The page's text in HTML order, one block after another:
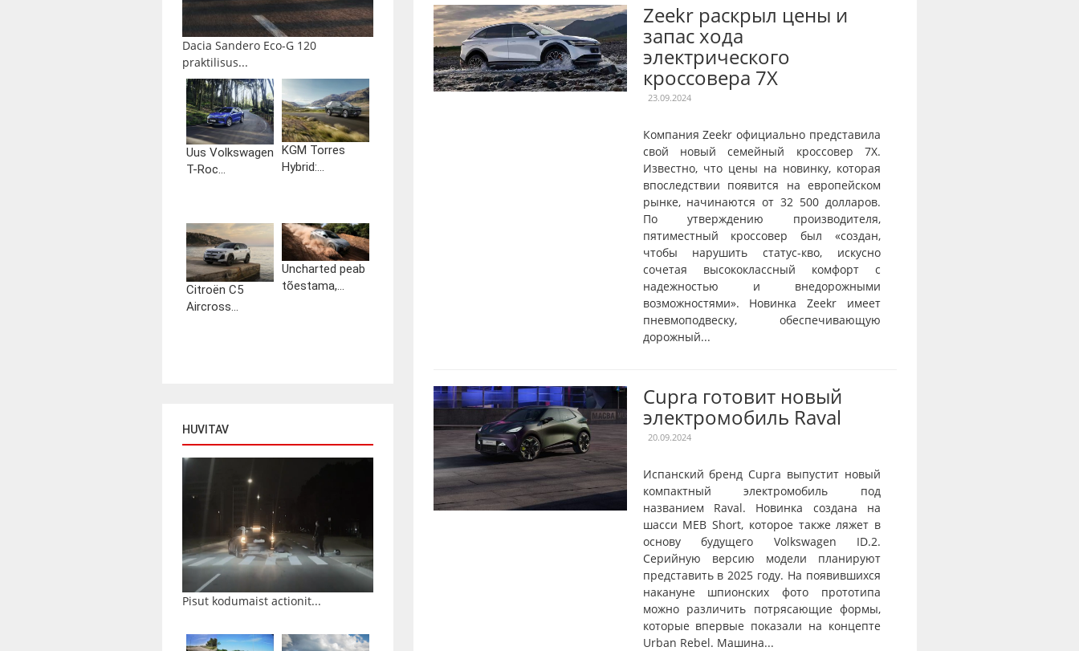
Dacia Sandero Eco-G 120
praktilisus...
Uus Volkswagen
T-Roc...
KGM Torres
Hybrid:...
Citroën C5
Aircross...
Uncharted peab
tõestama,...
HUVITAV
Pisut kodumaist actionit...
Zeekr раскрыл цены и
запас хода
электрического
кроссовера 7X
23.09.2024
Компания Zeekr официально представила
свой новый семейный кроссовер 7X.
Известно, что цены на новинку, которая
впоследствии появится на европейском
рынке, начинаются от 32 500 долларов.
По утверждению производителя,
пятиместный кроссовер был «создан,
чтобы нарушить статус-кво, искусно
сочетая высококлассный комфорт с
надежностью и внедорожными
возможностями». Новинка Zeekr имеет
пневмоподвеску, обеспечивающую
дорожный...
Cupra готовит новый
электромобиль Raval
20.09.2024
Испанский бренд Cupra выпустит новый
компактный электромобиль под
названием Raval. Новинка создана на
шасси MEB Short, которое также ляжет в
основу будущего Volkswagen ID.2.
Серийную версию модели планируют
представить в 2025 году. На появившихся
накануне шпионских фото прототипа
можно различить потрясающие формы,
которые впервые показали на концепте
Urban Rebel. Машина...